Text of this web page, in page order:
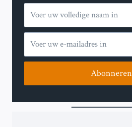
OM
FRANSE
TROEPEN
VERJAGEN
Abonneren